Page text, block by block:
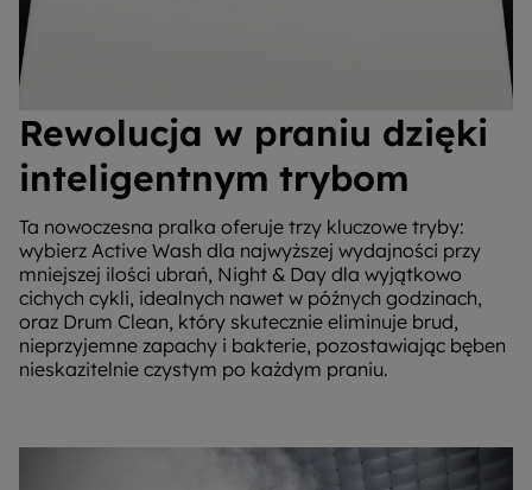
Rewolucja w praniu dzięki
inteligentnym trybom
Ta nowoczesna pralka oferuje trzy kluczowe tryby:
wybierz Active Wash dla najwyższej wydajności przy
mniejszej ilości ubrań, Night & Day dla wyjątkowo
cichych cykli, idealnych nawet w późnych godzinach,
oraz Drum Clean, który skutecznie eliminuje brud,
nieprzyjemne zapachy i bakterie, pozostawiając bęben
nieskazitelnie czystym po każdym praniu.